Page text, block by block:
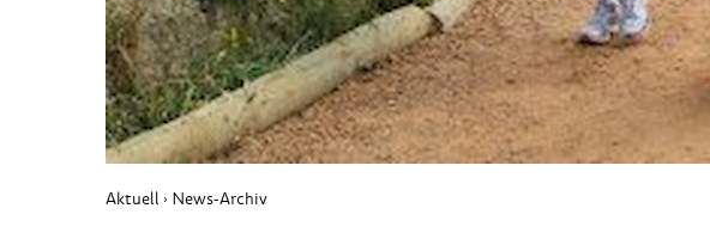
Aktuell › News-Archiv